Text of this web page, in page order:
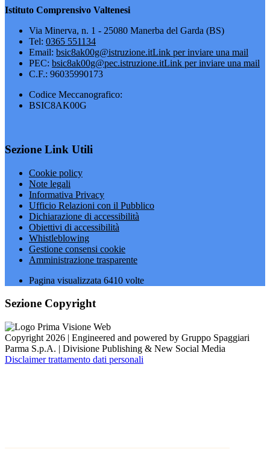
Istituto Comprensivo Valtenesi
Via Minerva, n. 1 - 25080 Manerba del Garda (BS)
Tel: 0365 551134
Email: bsic8ak00g@istruzione.itLink per inviare una mail
PEC: bsic8ak00g@pec.istruzione.itLink per inviare una mail
C.F.: 96035990173
Codice Meccanografico:
BSIC8AK00G
Sezione Link Utili
Cookie policy
Note legali
Informativa Privacy
Ufficio Relazioni con il Pubblico
Dichiarazione di accessibilità
Obiettivi di accessibilità
Whistleblowing
Gestione consensi cookie
Amministrazione trasparente
Pagina visualizzata 6410 volte
Sezione Copyright
Copyright 2026 | Engineered and powered by Gruppo Spaggiari
Parma S.p.A. | Divisione Publishing & New Social Media
Disclaimer trattamento dati personali